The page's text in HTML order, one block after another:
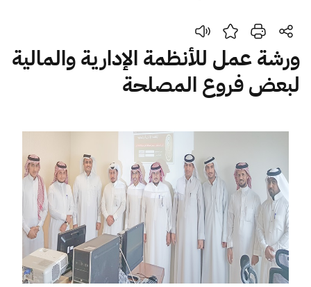
بحث
بحث بحث AI
اقتراحات
الجمارك
ضريبة القيمة المضافة
الإقرار الضريبي
التصرفات العقارية
ورشة عمل للأنظمة الإدارية والمالية
لبعض فروع المصلحة